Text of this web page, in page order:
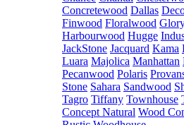
Concretewood Dallas
Finwood Floralwood
Harbourwood Hugge
JackStone Jacquard Kama
Luara Majolica Manhattan
Pecanwood Polaris
Stone Sahara Sandwood
Tagro Tiffany Townhouse
Concept Natural Wood